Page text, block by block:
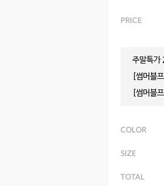
PRICE
주말특
[썸머블
[썸머블
COLOR
SIZE
TOTAL